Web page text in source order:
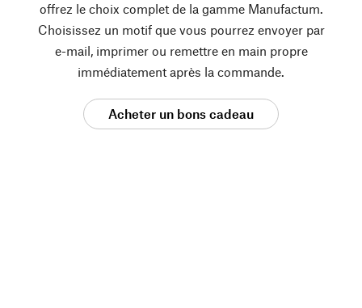
offrez le choix complet de la gamme Manufactum.
Choisissez un motif que vous pourrez envoyer par
e-mail, imprimer ou remettre en main propre
immédiatement après la commande.
Acheter un bons cadeau